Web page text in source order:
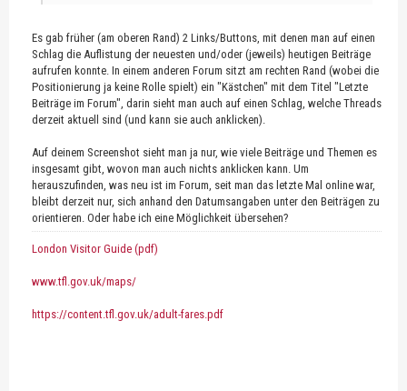
Es gab früher (am oberen Rand) 2 Links/Buttons, mit denen man auf einen
Schlag die Auflistung der neuesten und/oder (jeweils) heutigen Beiträge
aufrufen konnte. In einem anderen Forum sitzt am rechten Rand (wobei die
Positionierung ja keine Rolle spielt) ein "Kästchen" mit dem Titel "Letzte
Beiträge im Forum", darin sieht man auch auf einen Schlag, welche Threads
derzeit aktuell sind (und kann sie auch anklicken).
Auf deinem Screenshot sieht man ja nur, wie viele Beiträge und Themen es
insgesamt gibt, wovon man auch nichts anklicken kann. Um
herauszufinden, was neu ist im Forum, seit man das letzte Mal online war,
bleibt derzeit nur, sich anhand den Datumsangaben unter den Beiträgen zu
orientieren. Oder habe ich eine Möglichkeit übersehen?
London Visitor Guide (pdf)
www.tfl.gov.uk/maps/
https://content.tfl.gov.uk/adult-fares.pdf